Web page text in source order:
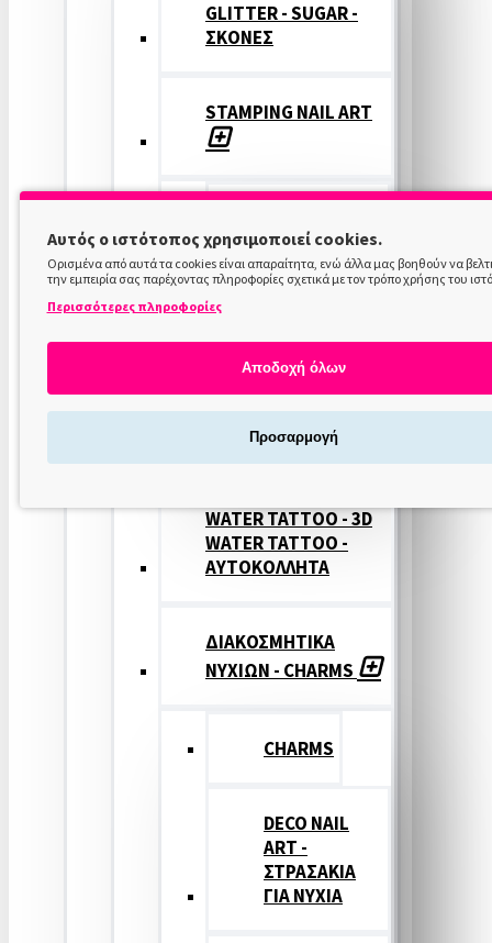
GLITTER - SUGAR -
ΣΚΟΝΕΣ
STAMPING NAIL ART
COLOR
ΝΥΧΙΩΝ
ΣΦΡΑΓΙΔΕΣ
ΝΥΧΙΩΝ
WATER TATTOO - 3D
WATER TATTOO -
ΑΥΤΟΚΟΛΛΗΤΑ
ΔΙΑΚΟΣΜΗΤΙΚΑ
ΝΥΧΙΩΝ - CHARMS
CHARMS
DECO NAIL
ART -
ΣΤΡΑΣΑΚΙΑ
ΓΙΑ ΝΥΧΙΑ
Αυτός ο ιστότοπος χρησιμοποιεί cookies.
Ορισμένα από αυτά τα cookies είναι απαραίτητα, ενώ άλλα μας βοηθούν να
την εμπειρία σας παρέχοντας πληροφορίες σχετικά με τον τρόπο χρήσης του
Περισσότερες πληροφορίες
Αποδοχή όλων
Προσαρμογή